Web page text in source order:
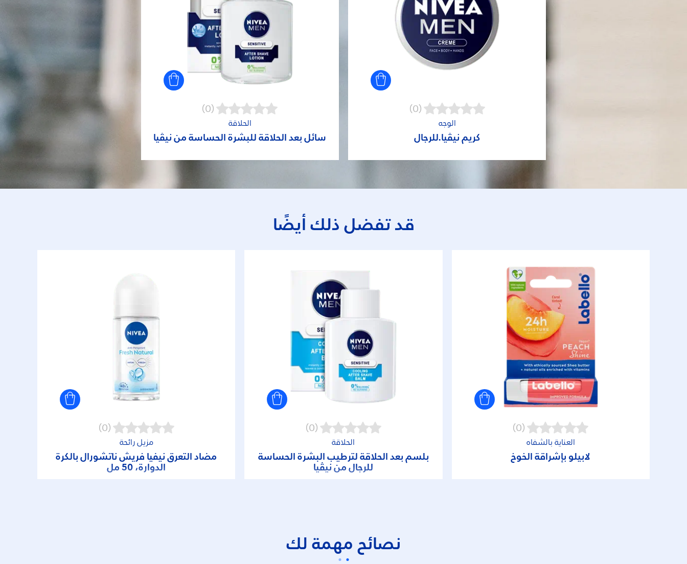
(0)
الوجه
كريم نيڤيا.للرجال
(0)
الحلاقة
سائل بعد الحلاقة للبشرة الحساسة من نيڤيا
قد تفضل ذلك أيضًا
(0)
العناية بالشفاه
لابيلو بإشراقة الخوخ
(0)
الحلاقة
بلسم بعد الحلاقة لترطيب البشرة الحساسة
للرجال من نيڤيا
(0)
مزيل رائحة
مضاد التعرق نيفيا فريش ناتشورال بالكرة
الدوارة، 50 مل
نصائح مهمة لك